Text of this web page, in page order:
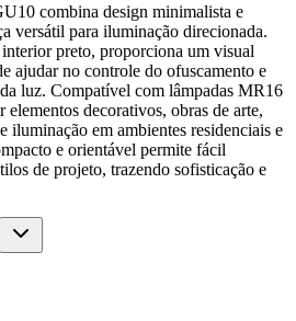
combina design minimalista e
versátil para iluminação direcionada.
preto, proporciona um visual
ajudar no controle do ofuscamento e
luz. Compatível com lâmpadas MR16
elementos decorativos, obras de arte,
iluminação em ambientes residenciais e
e orientável permite fácil
de projeto, trazendo sofisticação e